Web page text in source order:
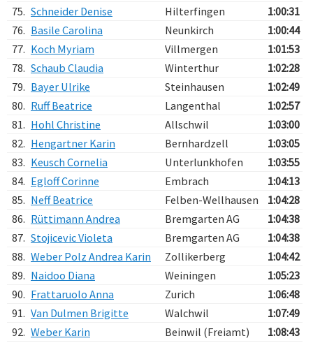
75. Schneider Denise Hilterfingen
1:00:31
76. Basile Carolina Neunkirch
1:00:44
77. Koch Myriam Villmergen
1:01:53
78. Schaub Claudia Winterthur
1:02:28
79. Bayer Ulrike Steinhausen
1:02:49
80. Ruff Beatrice Langenthal
1:02:57
81. Hohl Christine Allschwil
1:03:00
82. Hengartner Karin Bernhardzell
1:03:05
83. Keusch Cornelia Unterlunkhofen
1:03:55
84. Egloff Corinne Embrach
1:04:13
85. Neff Beatrice Felben-Wellhausen
1:04:28
86. Rüttimann Andrea Bremgarten AG
1:04:38
87. Stojicevic Violeta Bremgarten AG
1:04:38
88. Weber Polz Andrea Karin Zollikerberg
1:04:42
89. Naidoo Diana Weiningen
1:05:23
90. Frattaruolo Anna Zurich
1:06:48
91. Van Dulmen Brigitte Walchwil
1:07:49
92. Weber Karin Beinwil (Freiamt)
1:08:43